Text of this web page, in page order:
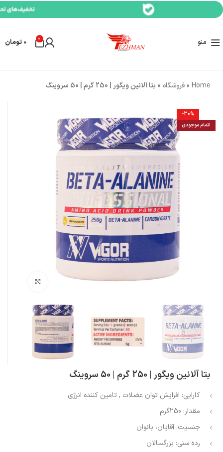
منو 0
0 تومان
Home
»فروشگاه » بتا آلانین ویگور | 250 گرم | 50 سروینگ
-30%
اتمام موجودی
بزرگنمایی تصویر
بتا آلانین ویگور | 250 گرم | 50 سروینگ
کارایی: افزایش توان عضلات , تامین کننده انرژی
مقدار: 250گرم
جنسیت: آقایان، بانوان
رده سنی: بزرگسالان